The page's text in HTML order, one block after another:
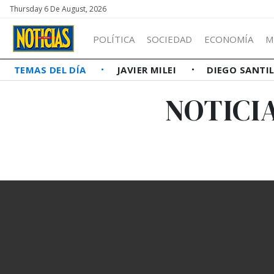
Thursday 6 De August, 2026
POLÍTICA SOCIEDAD ECONOMÍA
TEMAS DEL DÍA JAVIER MILEI DIEGO